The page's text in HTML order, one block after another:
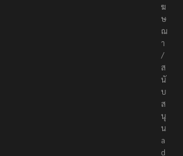
โ
ฆ
ษ
ณ
า
/
ส
นั
บ
ส
นุ
น
a